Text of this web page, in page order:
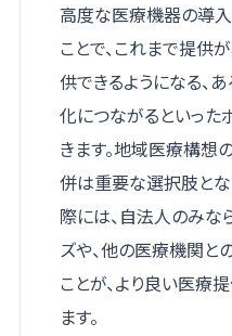
高度な医療機器の導
ことで、これまで提供
供できるようになる、
化につながるといった
きます。地域医療構想
併は重要な選択肢とな
際には、自法人のみな
ズや、他の医療機関と
ことが、より良い医療
ます。